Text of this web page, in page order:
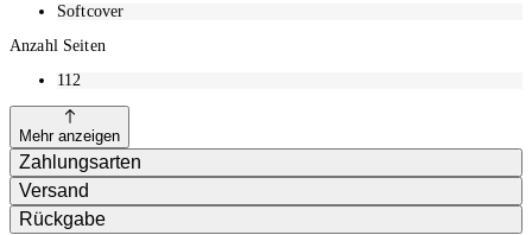
Softcover
Anzahl Seiten
112
Mehr anzeigen
Zahlungsarten
Versand
Rückgabe